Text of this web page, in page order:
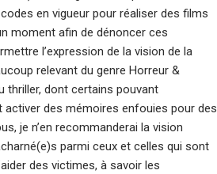
en vigueur pour réaliser des films
moment afin de dénoncer ces
l’expression de la vision de la
relevant du genre Horreur &
thriller, dont certains pouvant
activer des mémoires enfouies pour des
je n’en recommanderai la vision
parmi ceux et celles qui sont
des victimes, à savoir les